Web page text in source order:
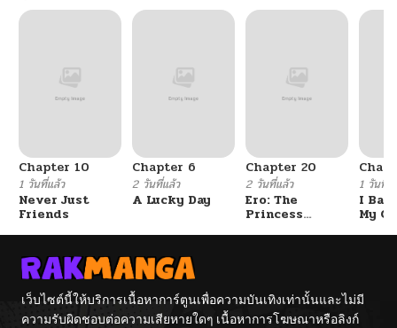
ตอนที่ 55 12/11/2024
ตอนที่ 54 12/11/2024
ตอนที่ 53
ตอนที่ 52 12/11/2024
Chapter 10
1 วันที่แล้ว
Never Just
Friends
Chapter 6
2 วันที่แล้ว
A Lucky Day
Chapter 20
2 วันที่แล้ว
Ero: The
Princess
1 วันที่แ
I
My
เว็บไซต์นี้ให้บริการเนื้อหาการ์ตูนเพื่อความบันเทิงเท่านั้นและไม่มี
ความรับผิดชอบต่อความเสียหายใดๆ เนื้อหาการโฆษณาหรือลิงก์